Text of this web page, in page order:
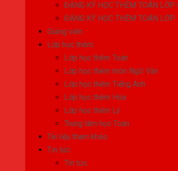
ĐĂNG KÝ HỌC THÊM TOÁN LỚP
ĐĂNG KÝ HỌC THÊM TOÁN
Giảng viên
Lớp học thêm
Lớp học thêm Toán
Lớp học thêm môn Ngữ Văn
Lớp học thêm Tiếng Anh
Lớp học thêm Hóa
Lớp học thêm Lý
Trung tâm học Toán
Tài liệu tham khảo
Tin tức
Tin tức